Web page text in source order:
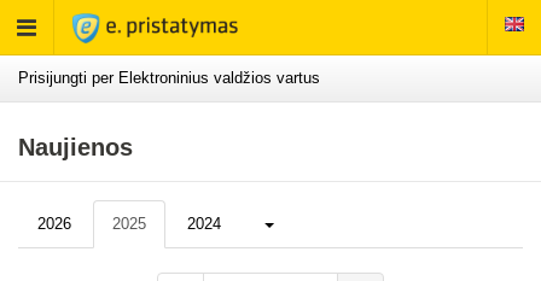
Rodyti
meniu
Prisijungti per Elektroninius valdžios vartus
Naujienos
2026 2025 2024 Daugiau...